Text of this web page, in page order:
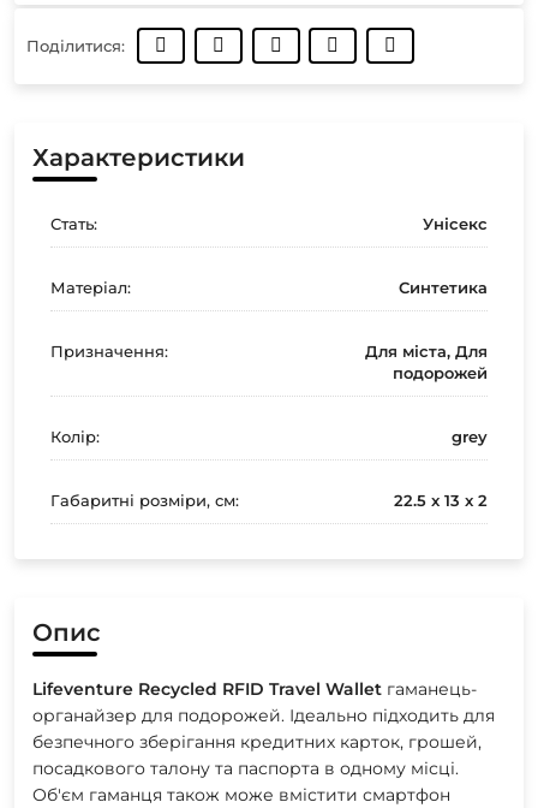
Поділитися:
Характеристики
Стать: Унісекс
Матеріал: Синтетика
Призначення:
Для міста, Для
подорожей
Колір: grey
Габаритні розміри, см: 22.5 x 13 x 2
Опис
Lifeventure Recycled RFID Travel Wallet гаманець-
органайзер для подорожей. Ідеально підходить для
безпечного зберігання кредитних карток, грошей,
посадкового талону та паспорта в одному місці.
Об'єм гаманця також може вмістити смартфон